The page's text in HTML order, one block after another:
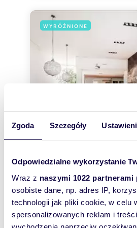
Zgoda Szczegóły
Odpowiedzialne wykorzystanie
Wraz z naszymi 1022 partnerami
osobiste dane, np. adres IP,
technologii jak pliki cookie, w celu
spersonalizowanych reklam i
WYRÓŻNIONE
WYRÓŻNIONE